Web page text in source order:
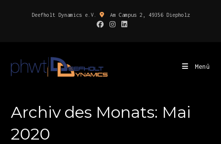
Deefholt Dynamics e.V. Am Campus 2, 49356 Diepholz
Menü
Archiv des Monats: Mai
2020